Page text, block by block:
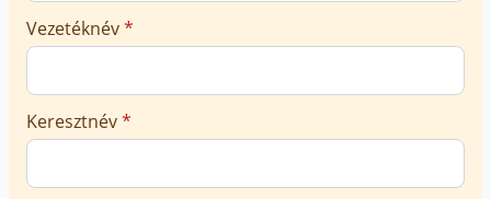
Vezetéknév*
Keresztnév*